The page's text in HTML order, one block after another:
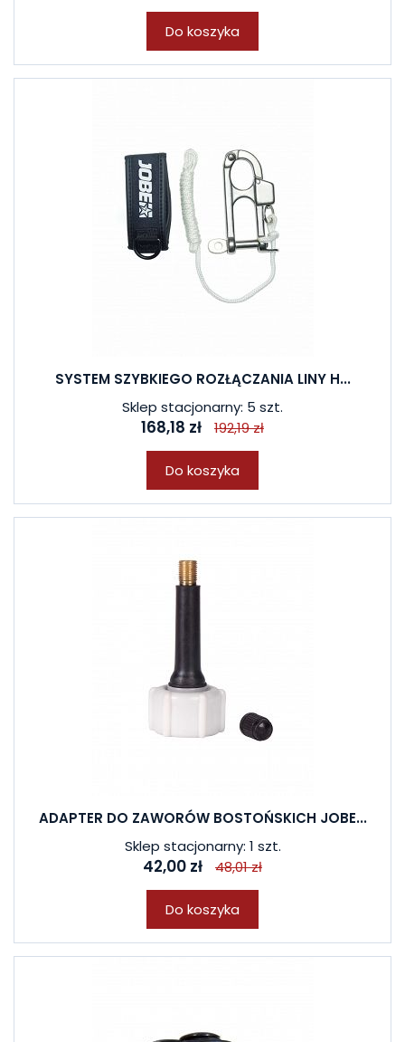
Do koszyka
SYSTEM SZYBKIEGO ROZŁĄCZANIA LINY H...
Sklep stacjonarny: 5 szt.
168,18 zł 192,19 zł
Do koszyka
ADAPTER DO ZAWORÓW BOSTOŃSKICH JOBE...
Sklep stacjonarny: 1 szt.
42,00 zł 48,01 zł
Do koszyka